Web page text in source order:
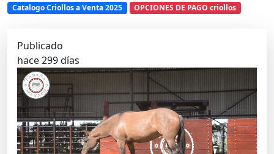
Catalogo Criollos a Venta 2025 OPCIONES DE PAGO criollos
Publicado
hace 299 días